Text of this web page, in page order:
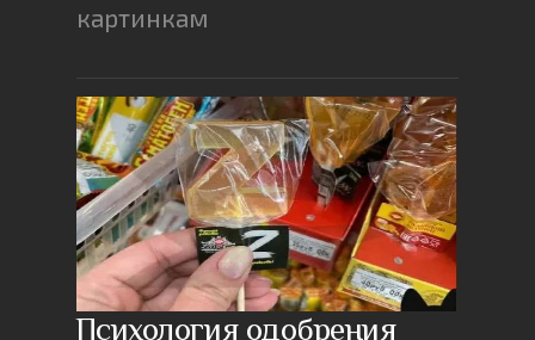
картинкам
Психология одобрения